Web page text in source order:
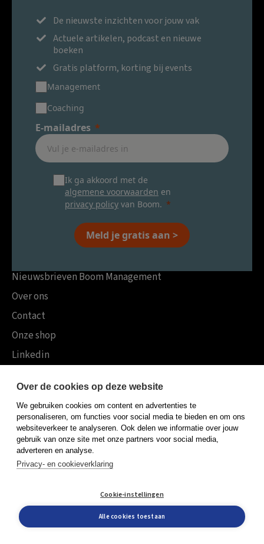
De nieuwste inzichten voor jouw vak
Actuele artikelen, podcast en nieuwe
boeken
Gratis platform, korting bij events
Management
Coaching
E-mailadres
Ik ga akkoord met de
algemene voorwaarden en
privacy policy van Boom.
Meld je gratis aan >
Nieuwsbrieven Boom Management
Over ons
Contact
Onze shop
Linkedin
Events
Interviews
Ingezonden berichten
Blogs
Podcasts
Video’s
Tijdschrift M&O
Over de cookies op deze website
We gebruiken cookies om content en advertenties te
personaliseren, om functies voor social media te bieden en om ons
websiteverkeer te analyseren. Ook delen we informatie over jouw
gebruik van onze site met onze partners voor social media,
adverteren en analyse.
Privacy- en cookieverklaring
Cookie-instellingen
Alle cookies toestaan